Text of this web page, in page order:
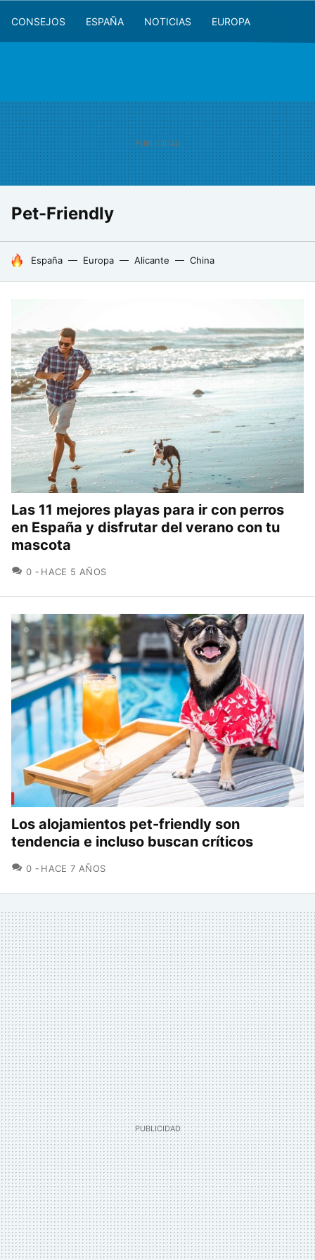
CONSEJOS ESPAÑA NOTICIAS EUROPA
Pet-Friendly
HOY SE HABLA DE
España Europa Alicante China
Las 11 mejores playas para ir con perros
en España y disfrutar del verano con tu
mascota
0 COMENTARIOS
HACE 5 AÑOS
Los alojamientos pet-friendly son
tendencia e incluso buscan críticos
0 COMENTARIOS
HACE 7 AÑOS